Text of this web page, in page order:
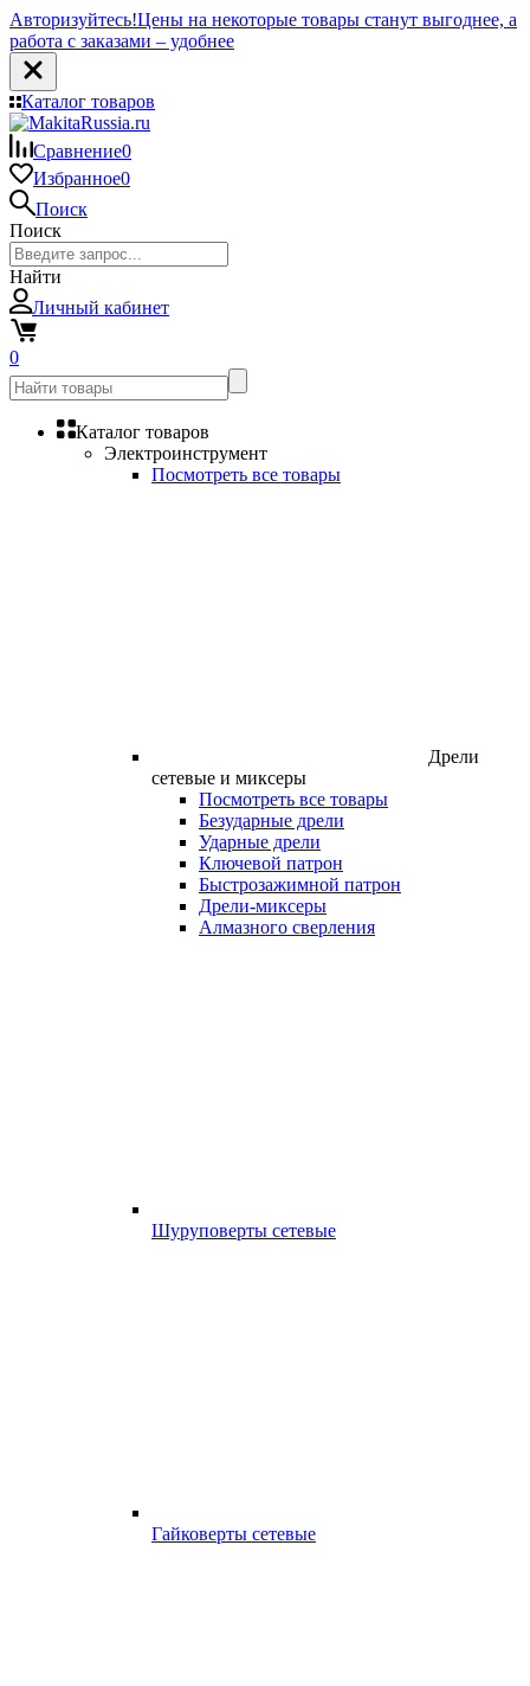
Авторизуйтесь!Цены на некоторые товары станут выгоднее, а
работа с заказами – удобнее
Каталог товаров
Сравнение0
Избранное0
Поиск
Поиск
Найти
Личный кабинет
0
Каталог товаров
Электроинструмент
Посмотреть все товары
Дрели
сетевые и миксеры
Посмотреть все товары
Безударные дрели
Ударные дрели
Ключевой патрон
Быстрозажимной патрон
Дрели-миксеры
Алмазного сверления
Шуруповерты сетевые
Гайковерты сетевые